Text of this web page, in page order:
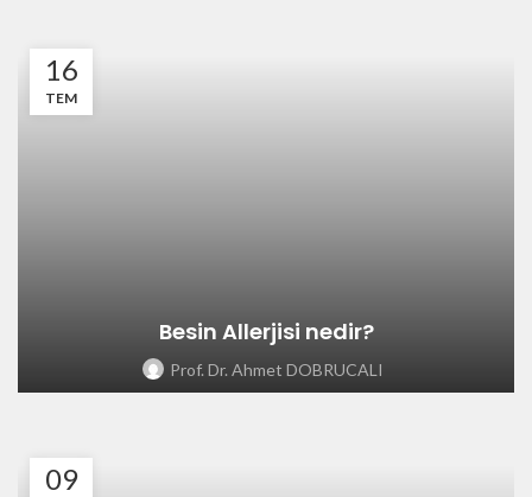
16
TEM
Besin Allerjisi nedir?
Prof. Dr. Ahmet DOBRUCALI
09